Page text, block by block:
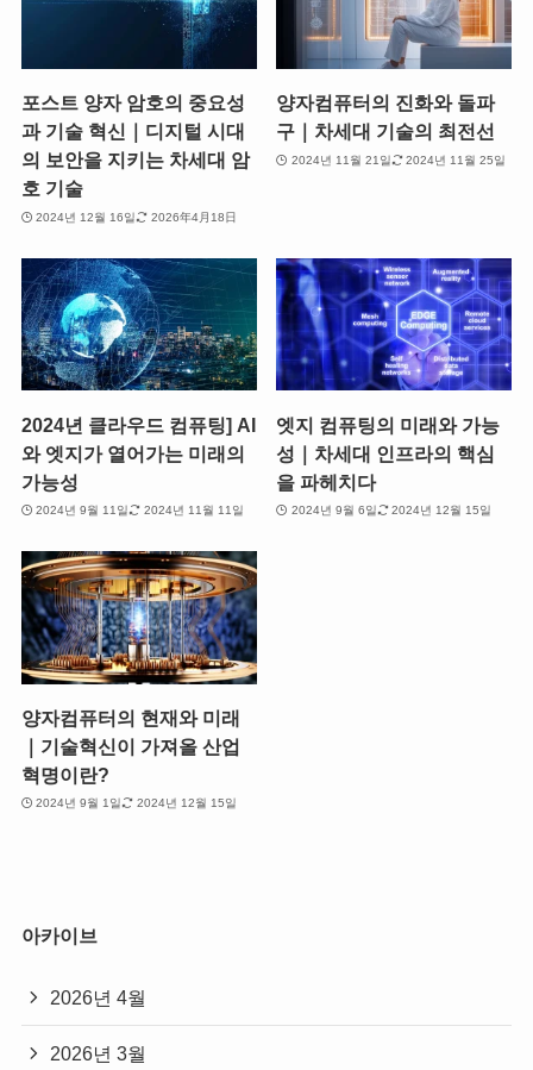
포스트 양자 암호의 중요성
과 기술 혁신｜디지털 시대
의 보안을 지키는 차세대 암
호 기술
2024년 12월 16일 2026年4月18日
양자컴퓨터의 진화와 돌파
구｜차세대 기술의 최전선
2024년 11월 21일 2024년 11월 25일
2024년 클라우드 컴퓨팅] AI
와 엣지가 열어가는 미래의
가능성
2024년 9월 11일 2024년 11월 11일
엣지 컴퓨팅의 미래와 가능
성｜차세대 인프라의 핵심
을 파헤치다
2024년 9월 6일 2024년 12월 15일
양자컴퓨터의 현재와 미래
｜기술혁신이 가져올 산업
혁명이란?
2024년 9월 1일 2024년 12월 15일
아카이브
2026년 4월
2026년 3월